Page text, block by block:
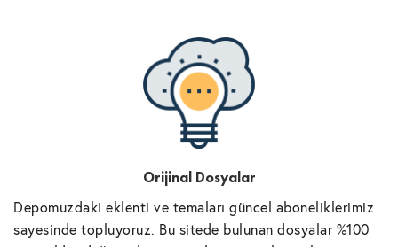
Orijinal Dosyalar
Depomuzdaki eklenti ve temaları güncel aboneliklerimiz
sayesinde topluyoruz. Bu sitede bulunan dosyalar %100